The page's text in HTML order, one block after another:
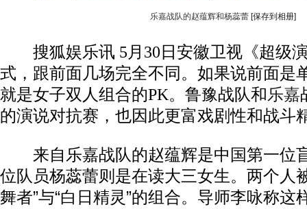
乐嘉战队的赵蕴辉和杨蕊蕾 [保存到相册]
搜狐娱乐讯 5月30日安徽卫视《超级
式，跟前面几场完全不同。如果说前面是
就是女子双人组合的PK。鲁豫战队和乐嘉
的演说对抗赛，也因此更富戏剧性和战斗
来自乐嘉战队的赵蕴辉是中国第一位
位队员杨蕊蕾则是在读大三女生。两个人
舞者”与“白日精灵”的组合。导师李咏称这